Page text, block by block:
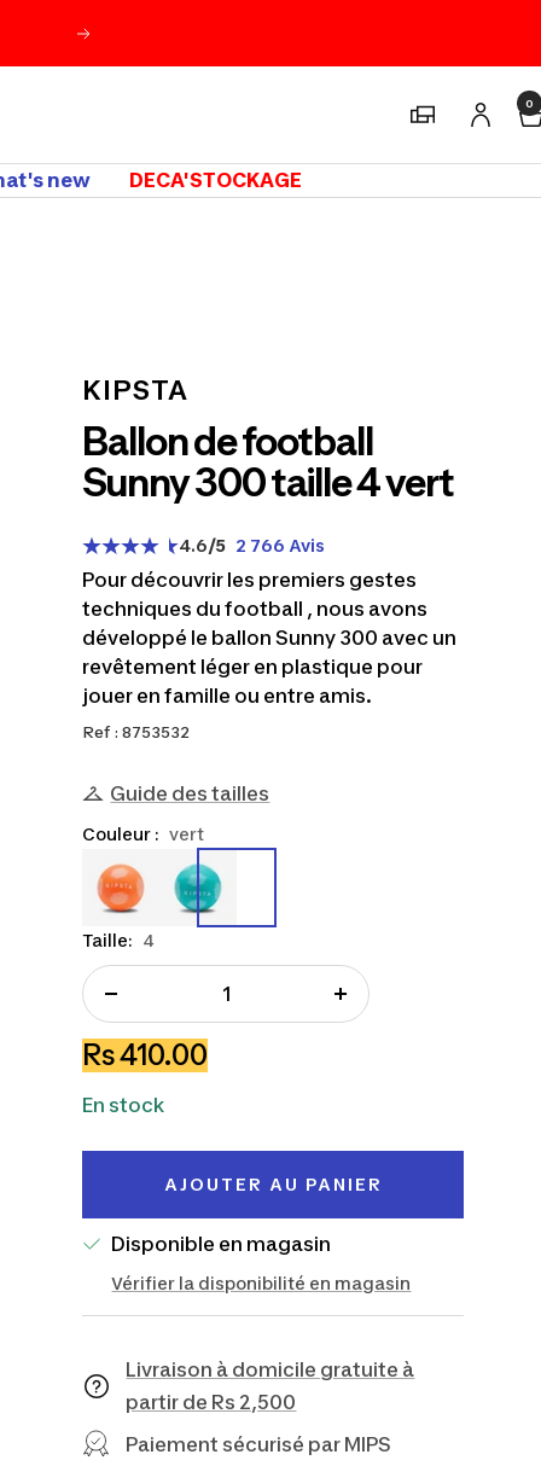
Suivant
Magasins 0
new DECA'STOCKAGE
KIPSTA
Ballon de football
Sunny 300 taille 4 vert
4.6/5 2 766 Avis
Pour découvrir les premiers gestes
techniques du football , nous avons
développé le ballon Sunny 300 avec un
revêtement léger en plastique pour
jouer en famille ou entre amis.
Ref : 8753532
Guide des tailles
8753531 8753532
Taille: 4
Couleur : vert
la
quantité
Augmenter
Prix
de
vente
Rs 410.00
En stock
AJOUTER AU PANIER
Disponible en magasin
Vérifier la disponibilité en magasin
Livraison à domicile gratuite à
partir de Rs 2,500
Paiement sécurisé par MIPS